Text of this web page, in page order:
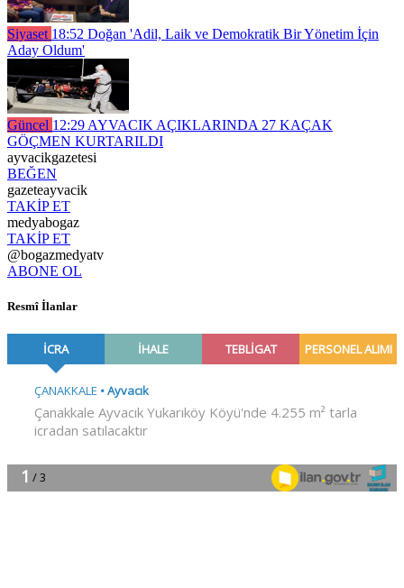
Siyaset 18:52 Doğan 'Adil, Laik ve Demokratik Bir Yönetim İçin
Aday Oldum'
Güncel 12:29 AYVACIK AÇIKLARINDA 27 KAÇAK
GÖÇMEN KURTARILDI
ayvacikgazetesi
BEĞEN
gazeteayvacik
TAKİP ET
medyabogaz
TAKİP ET
@bogazmedyatv
ABONE OL
Resmî İlanlar